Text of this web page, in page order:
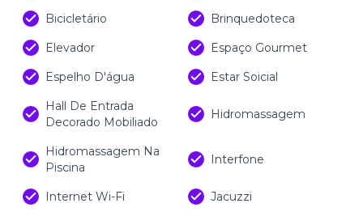
Bicicletário
Brinquedoteca
Elevador
Espaço Gourmet
Espelho D'água
Estar Soicial
Hall De Entrada
Decorado Mobiliado
Hidromassagem
Hidromassagem Na
Piscina
Interfone
Internet Wi-Fi Jacuzzi